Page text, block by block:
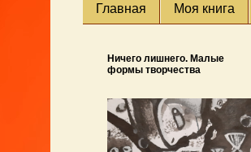
Главная Моя книга
Ничего лишнего. Малые
формы творчества